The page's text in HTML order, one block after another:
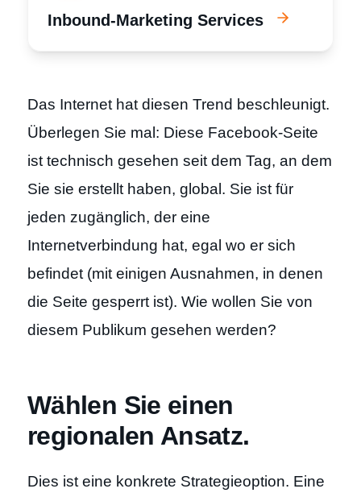
Inbound-Marketing Services
Das Internet hat diesen Trend beschleunigt.
Überlegen Sie mal: Diese Facebook-Seite
ist technisch gesehen seit dem Tag, an dem
Sie sie erstellt haben, global. Sie ist für
jeden zugänglich, der eine
Internetverbindung hat, egal wo er sich
befindet (mit einigen Ausnahmen, in denen
die Seite gesperrt ist). Wie wollen Sie von
diesem Publikum gesehen werden?
Wählen Sie einen
regionalen Ansatz.
Dies ist eine konkrete Strategieoption. Eine